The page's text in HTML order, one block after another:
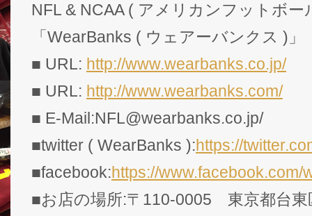
NFL & NCAA ( アメリカンフットボー
「WearBanks ( ウェアーバンクス )」
■ URL: http://www.wearbanks.co.jp/
■ URL: http://www.wearbanks.com/
■ E-Mail:NFL@wearbanks.co.jp/
■twitter ( WearBanks ):https://
■facebook:https://www.facebook.com/
■お店の場所:〒110-0005 東京都台